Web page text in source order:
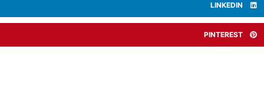
LINKEDIN
PINTEREST